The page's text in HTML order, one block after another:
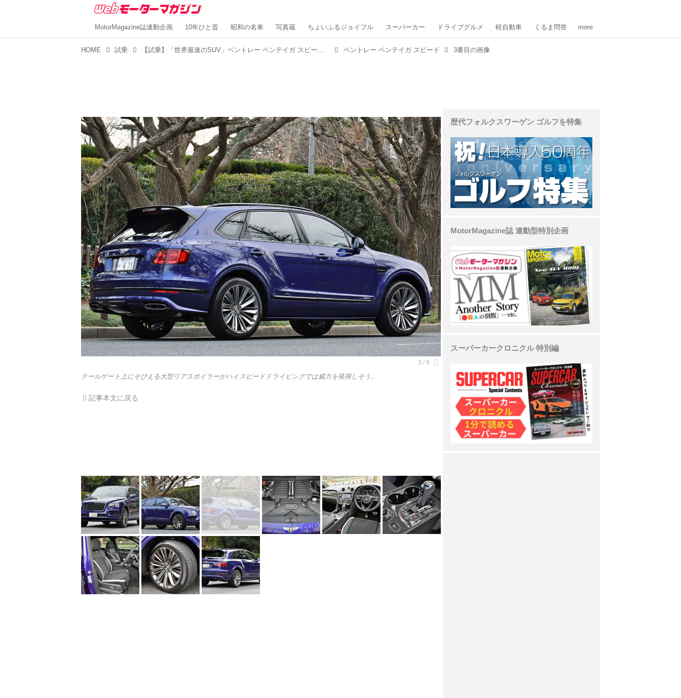
MotorMagazine誌連動企画 10年ひと昔 昭和の名車 写真蔵 ちょいふるジョイフル スーパーカー ドライブグルメ 軽自動車 くるま問答 more
HOME 試乗 【試乗】「世界最速のSUV」ベントレー ベンテイガ スピードに乗ってみた！ ベントレー ベンテイガ スピード 3番目の画像
テールゲート上にそびえる大型リアスポイラーがハイスピードドライビングでは威力を発揮しそう。
記事本文に戻る
歴代フォルクスワーゲン ゴルフを特集
MotorMagazine誌 連動型特別企画
スーパーカークロニクル 特別編